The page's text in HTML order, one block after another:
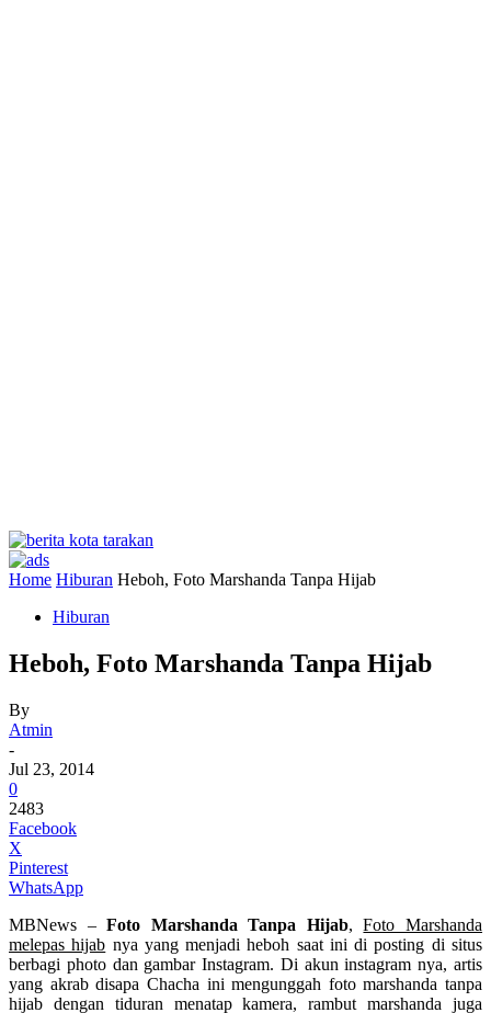
Home Hiburan Heboh, Foto Marshanda Tanpa Hijab
Hiburan
Heboh, Foto Marshanda Tanpa Hijab
By
Atmin
-
Jul 23, 2014
0
2483
Facebook
X
Pinterest
WhatsApp
MBNews –Foto Marshanda Tanpa Hijab,Foto Marshanda
melepas hijab nya yang menjadi heboh saat ini di posting di situs
berbagi photo dan gambar Instagram. Di akun instagram nya, artis
yang akrab disapa Chacha ini mengunggah foto marshanda tanpa
hijab dengan tiduran menatap kamera, rambut marshanda juga